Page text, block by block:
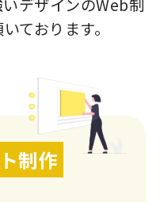
デザインのWeb制
ております。
制作